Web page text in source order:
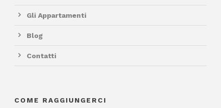
Gli Appartamenti
Blog
Contatti
COME RAGGIUNGERCI